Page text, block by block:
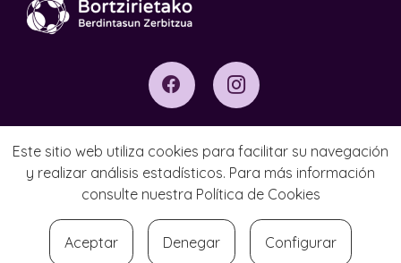
Aviso Legal
Política de Privacidad
Política de Cookies
Este sitio web utiliza cookies para facilitar su navegación
y realizar análisis estadísticos. Para más información
consulte nuestra Política de Cookies
Aceptar Denegar Configurar